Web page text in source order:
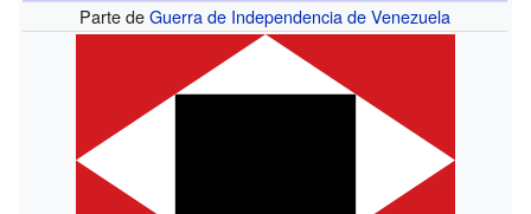
Parte deGuerra de Independencia de Venezuela